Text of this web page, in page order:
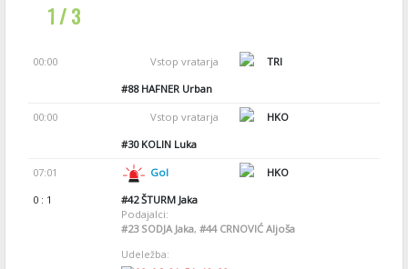
1 / 3
00:00 Vstop vratarja
TRI
#88HAFNER Urban
00:00 Vstop vratarja
HKO
#30KOLIN Luka
07:01 Gol
HKO
0 : 1
#42ŠTURM Jaka
Podajalci:
#23SODJA Jaka, #44CRNOVIĆ Aljoša
Udeležba: